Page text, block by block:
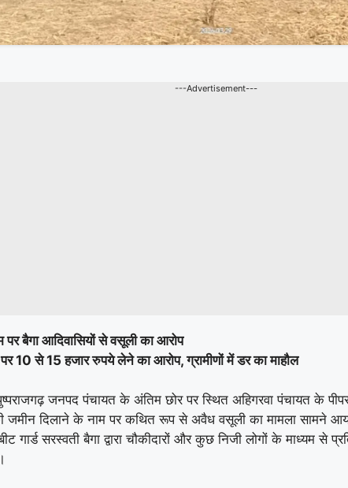
---Advertisement---
बैगा आदिवासियों से वसूली का आरोप
पर 10 से 15 हजार रुपये लेने का आरोप, ग्रामीणों में डर का माहौल
जनपद पंचायत के अंतिम छोर पर स्थित अहिगरवा पंचायत के
दिलाने के नाम पर कथित रूप से अवैध वसूली का मामला सामने
गार्ड सरस्वती बैगा द्वारा चौकीदारों और कुछ निजी लोगों के माध्यम से